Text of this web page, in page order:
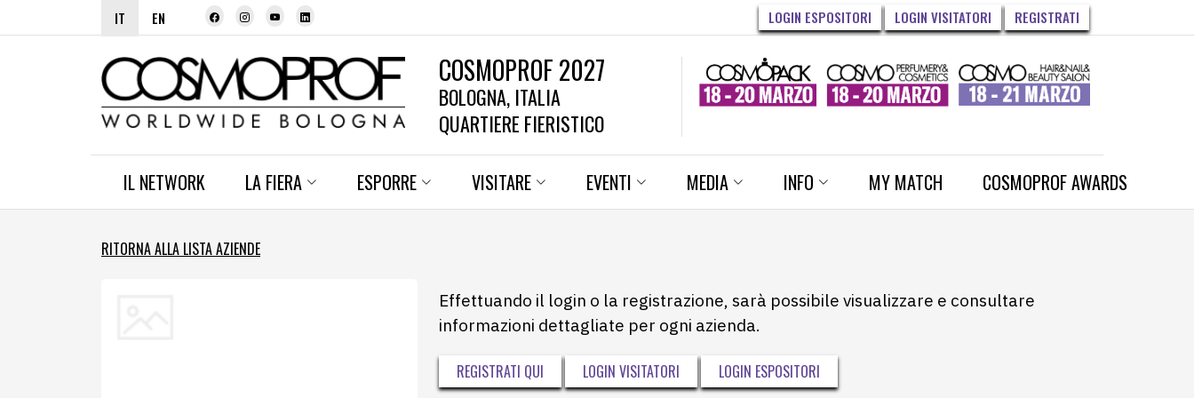
IT EN LOGIN ESPOSITORI LOGIN VISITATORI REGISTRATI
COSMOPROF 2027
BOLOGNA, ITALIA
QUARTIERE FIERISTICO
IL NETWORK LA FIERA ESPORRE VISITARE EVENTI MEDIA INFO MY MATCH COSMOPROF AWARDS
RITORNA ALLA LISTA AZIENDE
Effettuando il login o la registrazione, sarà possibile visualizzare e consultare
informazioni dettagliate per ogni azienda.
REGISTRATI QUI LOGIN VISITATORI LOGIN ESPOSITORI